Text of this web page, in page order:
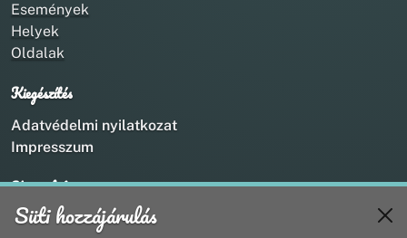
Események
Helyek
Oldalak
Kiegészítés
Adatvédelmi nyilatkozat
Impresszum
Kapcsolat
+36 20 211 1888
Süti hozzájárulás